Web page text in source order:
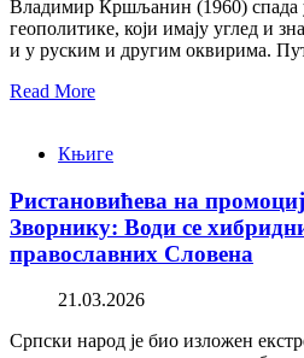
Владимир Кршљанин (1960) спада
геополитике, који имају углед и
и у руским и другим оквирима.
Read More
Књиге
Ристановићева на
Зворнику: Води се
православних Словена
21.03.2026
Српски народ је био изложен